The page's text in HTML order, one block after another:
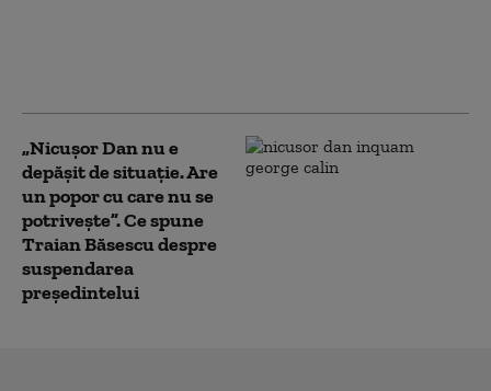
„Nicușor Dan nu e
depășit de situație. Are
un popor cu care nu se
potrivește”. Ce spune
Traian Băsescu despre
suspendarea
președintelui